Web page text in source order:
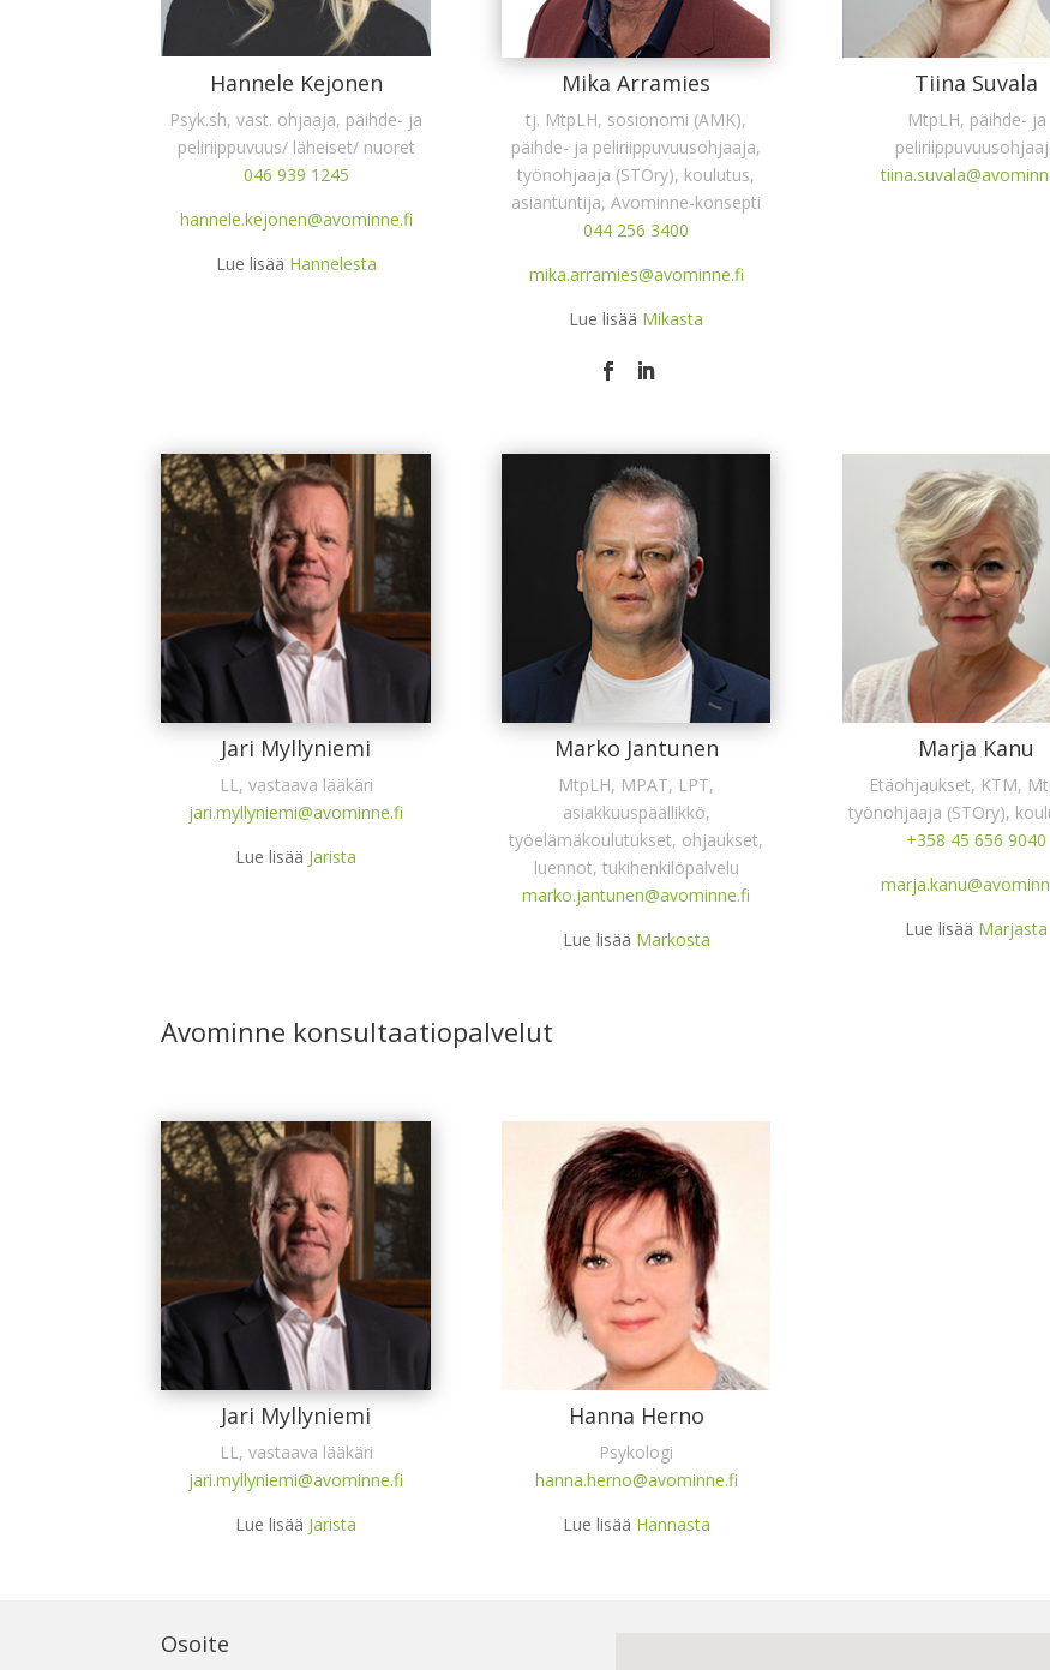
Hannele Kejonen
Psyk.sh, vast. ohjaaja, päihde- ja
peliriippuvuus/ läheiset/ nuoret
046 939 1245
hannele.kejonen@avominne.fi
Lue lisää Hannelesta
Mika Arramies
tj. MtpLH, sosionomi (AMK),
päihde- ja peliriippuvuusohjaaja,
työnohjaaja (STOry), koulutus,
asiantuntija, Avominne-konsepti
044 256 3400
mika.arramies@avominne.fi
Lue lisää Mikasta
Tiina Suvala
MtpLH, päihde- ja
Jari Myllyniemi
LL, vastaava lääkäri
jari.myllyniemi@avominne.fi
Lue lisää Jarista
Marko Jantunen
MtpLH, MPAT, LPT,
asiakkuuspäällikkö,
työelämäkoulutukset, ohjaukset,
luennot, tukihenkilöpalvelu
marko.jantunen@avominne.fi
Lue lisää Markosta
Marja Kanu
Etäohjaukset, KTM,
työnohjaaja (STOry),
+358 45 656 9040
Lue lisää Marjasta
Avominne konsultaatiopalvelut
Jari Myllyniemi
LL, vastaava lääkäri
jari.myllyniemi@avominne.fi
Lue lisää Jarista
Hanna Herno
Psykologi
hanna.herno@avominne.fi
Lue lisää Hannasta
Osoite